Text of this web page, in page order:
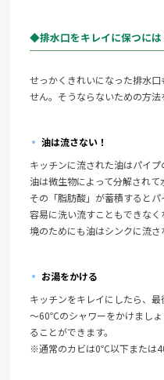
◆排水口をキレイに保つには
せっかくきれいになった排水
せん。そうならないための方法
油は流さない！
キッチンに流された油はパイ
油は微生物によって分解されて
その「脂肪酸」が蓄積すると
容易に洗い流すこともできな
境のためにも油はシンクに流さ
お湯をかける
キッチンをキレイにしたら、
～60℃のシャワーをかけまし
ることができます。
※通常のカビは0℃以下または